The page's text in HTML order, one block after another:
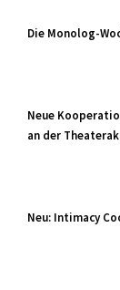
Die Monolog-
Neue
an der
Neu: Intimacy